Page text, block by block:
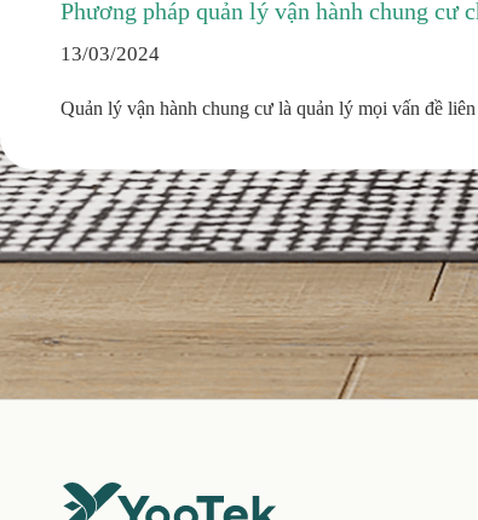
Phương pháp quản lý vận hành chung cư
13/03/2024
Quản lý vận hành chung cư là quản lý mọi vấn đề